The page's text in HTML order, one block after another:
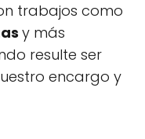
trabajos como
y más
resulte ser
encargo y